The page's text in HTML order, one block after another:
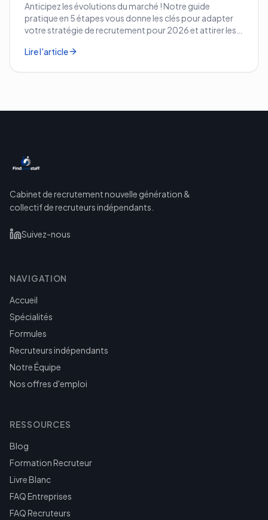
Anticipez les évolutions du marché ! Notre guide
pratique en 5 étapes vous donne les clés pour adapter
votre stratégie de recrutement pour 2026 et attirer les
Lire l'article
Cabinet de recrutement nouvelle génération &
collectif de recruteurs indépendants.
Suivez-nous
NAVIGATION
Accueil
Spécialités
Formules
Recruteurs indépendants
Notre Équipe
Nos offres d'emploi
RESSOURCES
Blog
Formation Recruteur
Livre Blanc
FAQ Entreprises
FAQ Recruteurs